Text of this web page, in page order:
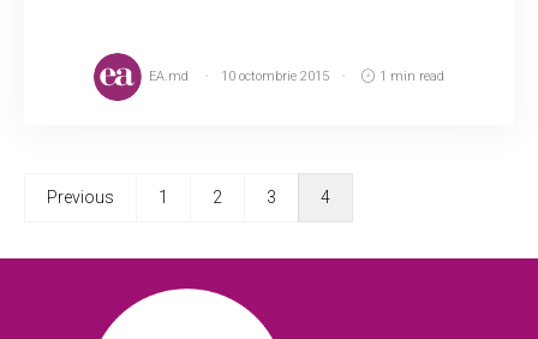
EA.md 10 octombrie 2015 1 min read
Previous 1 2 3 4